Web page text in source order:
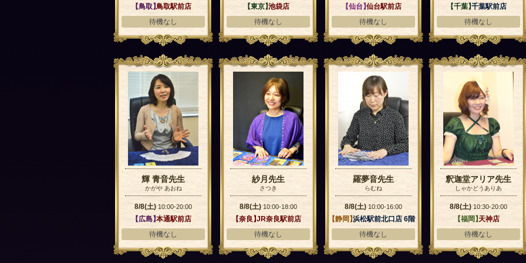
【鳥取】鳥取駅前店
待機なし
【東京】池袋店
待機なし
【仙台】仙台駅前店
待機なし
【千葉】千葉駅前店
待機なし
輝 青音先生
かがや あおね
8/8(土) 10:00-20:00
【広島】本通駅前店
待機なし
紗月先生
さつき
8/8(土) 10:00-18:00
【奈良】JR奈良駅前店
待機なし
羅夢音先生
らむね
8/8(土) 10:00-16:00
【静岡】浜松駅前北口店 6階
待機なし
釈迦堂アリア先生
しゃかどうありあ
8/8(土) 10:30-20:00
【福岡】天神店
待機なし